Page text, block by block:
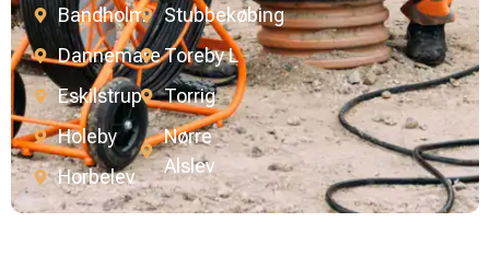
Bandholm
Dannemare
Eskilstrup
Holeby
Horbelev
Stubbekøbing
Toreby L
Torrig
Nørre
Alslev